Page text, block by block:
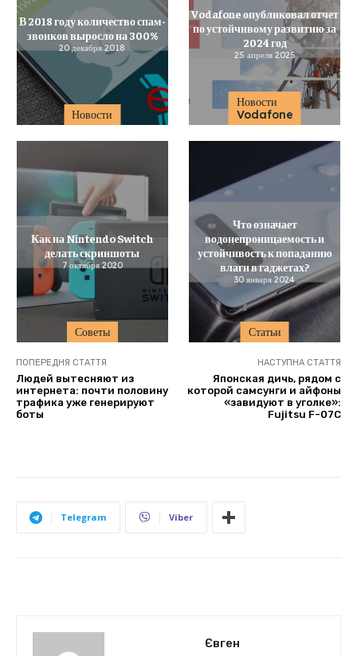
Новости
В 2018 году количество спам-
звонков выросло на 300%
20 декабря 2018
Новости
Vodafone
Vodafone опубликовал отчет
по устойчивому развитию за
2024 год
25 апреля 2025
Советы
Как на Nintendo Switch
делать скриншоты
7 октября 2020
Статьи
Что означает
водонепроницаемость и
устойчивость к попаданию
влаги в гаджетах?
30 января 2024
ПОПЕРЕДНЯ СТАТТЯ
Людей вытесняют из
интернета: почти половину
трафика уже генерируют
боты
НАСТУПНА СТАТТЯ
Японская дичь, рядом с
которой самсунги и айфоны
«завидуют в уголке»:
Fujitsu F-07C
Telegram Viber
Євген